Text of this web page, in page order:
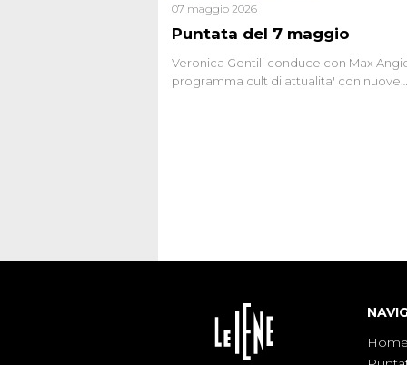
Puntata del 7 maggio
07 maggio 2026
Veronica Gentili conduce con Max
programma cult di attualita' con nuove